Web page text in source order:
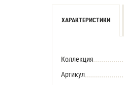
ХАРАКТЕРИСТИКИ
Коллекция
Артикул